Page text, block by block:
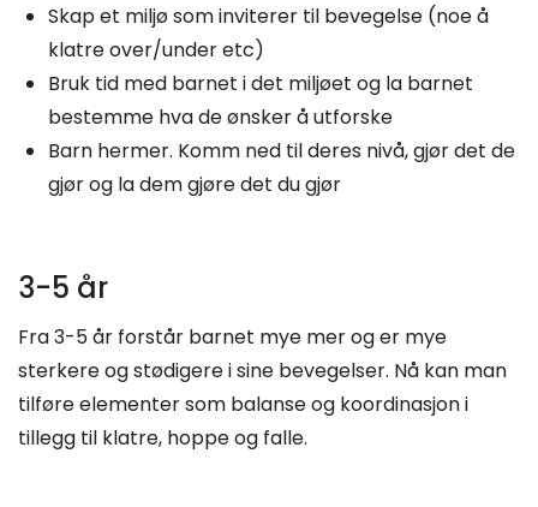
Skap et miljø som inviterer til bevegelse (noe å
klatre over/under etc)
Bruk tid med barnet i det miljøet og la barnet
bestemme hva de ønsker å utforske
Barn hermer. Komm ned til deres nivå, gjør det de
gjør og la dem gjøre det du gjør
3-5 år
Fra 3-5 år forstår barnet mye mer og er mye
sterkere og stødigere i sine bevegelser. Nå kan man
tilføre elementer som balanse og koordinasjon i
tillegg til klatre, hoppe og falle.